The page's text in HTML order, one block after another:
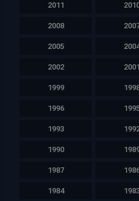
2011
2008
2005
2002 2001
1999
1996
1993
1990
1987
1984